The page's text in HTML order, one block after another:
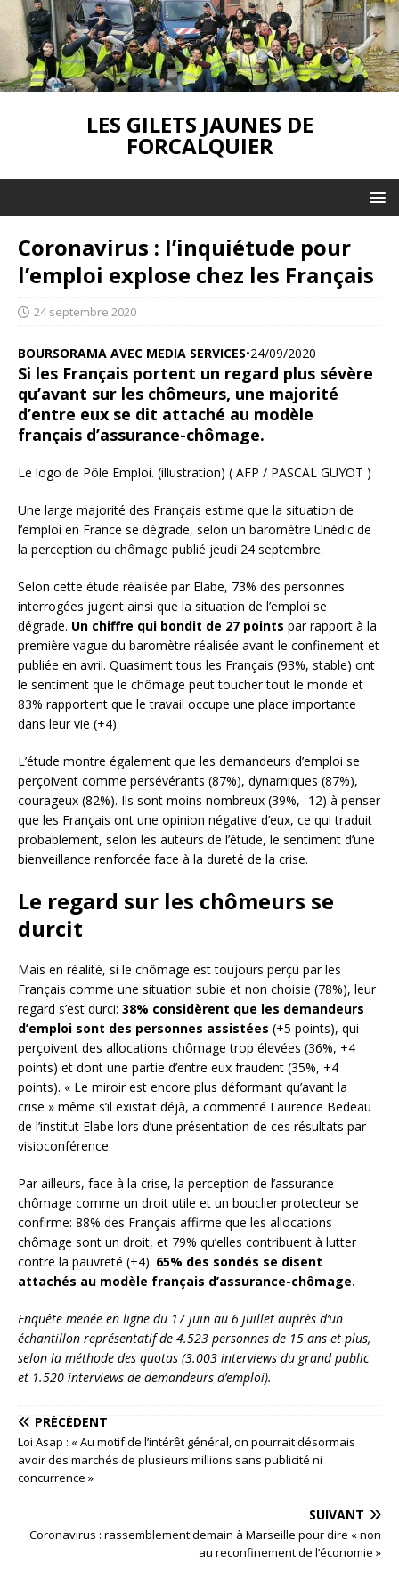
LES GILETS JAUNES DE
FORCALQUIER
Coronavirus : l’inquiétude pour
l’emploi explose chez les Français
24 septembre 2020
BOURSORAMA AVEC MEDIA SERVICES•24/09/2020
Si les Français portent un regard plus sévère
qu’avant sur les chômeurs, une majorité
d’entre eux se dit attaché au modèle
français d’assurance-chômage.
Le logo de Pôle Emploi. (illustration) ( AFP / PASCAL GUYOT )
Une large majorité des Français estime que la situation de
l’emploi en France se dégrade, selon un baromètre Unédic de
la perception du chômage publié jeudi 24 septembre.
Selon cette étude réalisée par Elabe, 73% des personnes
interrogées jugent ainsi que la situation de l’emploi se
dégrade. Un chiffre qui bondit de 27 points par rapport à la
première vague du baromètre réalisée avant le confinement et
publiée en avril. Quasiment tous les Français (93%, stable) ont
le sentiment que le chômage peut toucher tout le monde et
83% rapportent que le travail occupe une place importante
dans leur vie (+4).
L’étude montre également que les demandeurs d’emploi se
perçoivent comme persévérants (87%), dynamiques (87%),
courageux (82%). Ils sont moins nombreux (39%, -12) à penser
que les Français ont une opinion négative d’eux, ce qui traduit
probablement, selon les auteurs de l’étude, le sentiment d’une
bienveillance renforcée face à la dureté de la crise.
Le regard sur les chômeurs se
durcit
Mais en réalité, si le chômage est toujours perçu par les
Français comme une situation subie et non choisie (78%), leur
regard s’est durci: 38% considèrent que les demandeurs
d’emploi sont des personnes assistées (+5 points), qui
perçoivent des allocations chômage trop élevées (36%, +4
points) et dont une partie d’entre eux fraudent (35%, +4
points). « Le miroir est encore plus déformant qu’avant la
crise » même s’il existait déjà, a commenté Laurence Bedeau
de l’institut Elabe lors d’une présentation de ces résultats par
visioconférence.
Par ailleurs, face à la crise, la perception de l’assurance
chômage comme un droit utile et un bouclier protecteur se
confirme: 88% des Français affirme que les allocations
chômage sont un droit, et 79% qu’elles contribuent à lutter
contre la pauvreté (+4). 65% des sondés se disent
attachés au modèle français d’assurance-chômage.
Enquête menée en ligne du 17 juin au 6 juillet auprès d’un
échantillon représentatif de 4.523 personnes de 15 ans et plus,
selon la méthode des quotas (3.003 interviews du grand public
et 1.520 interviews de demandeurs d’emploi).
PRÉCÉDENT
Loi Asap : « Au motif de l’intérêt général, on pourrait désormais
avoir des marchés de plusieurs millions sans publicité ni
concurrence »
SUIVANT
Coronavirus : rassemblement demain à Marseille pour dire « non
au reconfinement de l’économie »